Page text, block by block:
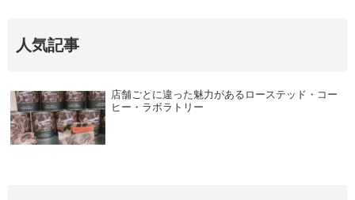
人気記事
店舗ごとに違った魅力があるローステッド・コー
ヒー・ラボラトリー